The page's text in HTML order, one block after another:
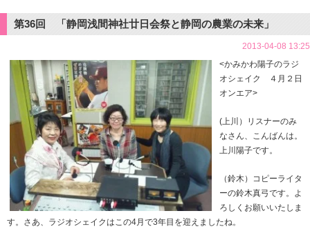
第36回 「静岡浅間神社廿日会祭と静岡の農業の未来」
2013-04-08 13:25
<かみかわ陽子のラジ
オシェイク ４月２日
オンエア>
(上川）リスナーのみ
なさん、こんばんは。
上川陽子です。
（鈴木）コピーライタ
ーの鈴木真弓です。よ
ろしくお願いいたしま
す。さあ、ラジオシェイクはこの4月で3年目を迎えましたね。